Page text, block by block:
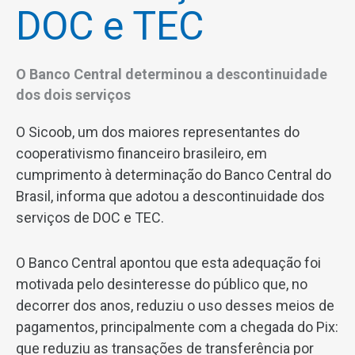
DOC e TEC
O Banco Central determinou a descontinuidade
dos dois serviços
O Sicoob, um dos maiores representantes do
cooperativismo financeiro brasileiro, em
cumprimento à determinação do Banco Central do
Brasil, informa que adotou a descontinuidade dos
serviços de DOC e TEC.
O Banco Central apontou que esta adequação foi
motivada pelo desinteresse do público que, no
decorrer dos anos, reduziu o uso desses meios de
pagamentos, principalmente com a chegada do Pix:
que reduziu as transações de transferência por